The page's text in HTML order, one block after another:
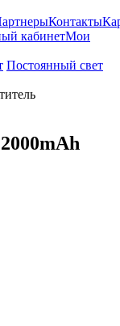
Контакты
кабинетМои
Постоянный свет